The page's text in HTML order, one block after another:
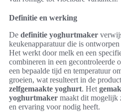
Definitie en werking
De definitie yoghurtmaker
keukenapparatuur die is
Het werkt door melk en een
combineren in een gecontroleerde
een bepaalde tijd en temperatuur
groeien, wat resulteert in de
zelfgemaakte yoghurt. Het gemak
yoghurtmaker maakt dit mogelijk
en ervaring voor nodig heeft.